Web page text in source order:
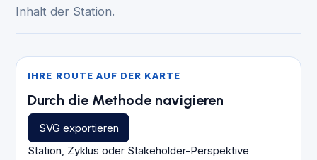
Inhalt der Station.
IHRE ROUTE AUF DER KARTE
Durch die Methode navigieren
SVG exportieren
Station, Zyklus oder Stakeholder-Perspektive